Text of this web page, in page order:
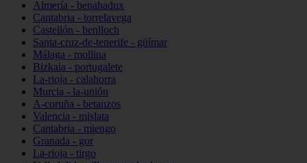
Almería - benahadux
Cantabria - torrelavega
Castellón - benlloch
Santa-cruz-de-tenerife - güímar
Málaga - mollina
Bizkaia - portugalete
La-rioja - calahorra
Murcia - la-unión
A-coruña - betanzos
Valencia - mislata
Cantabria - miengo
Granada - gor
La-rioja - tirgo